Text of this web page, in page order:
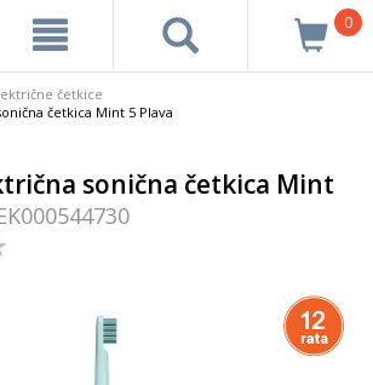
0
četkice
četkica Mint 5 Plava
sonična četkica Mint